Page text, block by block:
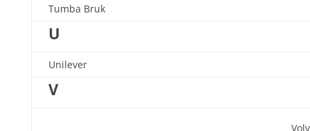
Tumba Bruk
U
Unilever
V